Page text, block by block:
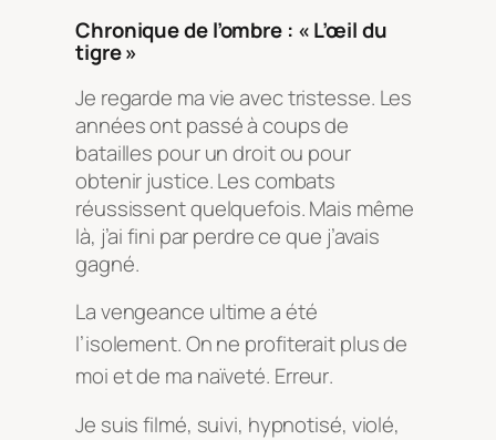
Chronique de l’ombre : « L’œil du
tigre »
Je regarde ma vie avec tristesse. Les
années ont passé à coups de
batailles pour un droit ou pour
obtenir justice. Les combats
réussissent quelquefois. Mais même
là, j’ai fini par perdre ce que j’avais
gagné.
La vengeance ultime a été
l’isolement. On ne profiterait plus de
moi et de ma naïveté. Erreur.
Je suis filmé, suivi, hypnotisé, violé,